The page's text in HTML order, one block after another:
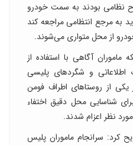
نظامی بودند به سمت خودرو
به مرجع انتظامی مراجعه کند
از محل متواری می‌شوند.
ماموران آگاهی با استفاده از
اطلاعاتی و شگرد‌های پلیسی
از روستاهای اطراف فومن
شناسایی محل دقیق اختفاء
نظر اعزام شدند.
کرد: سرانجام ماموران پلیس